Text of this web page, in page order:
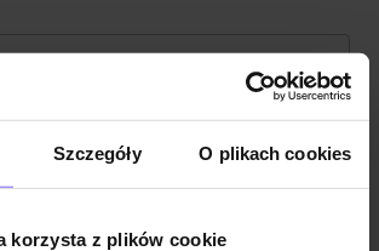
Szczegóły O plikach cookies
korzysta z plików cookie
dostępności